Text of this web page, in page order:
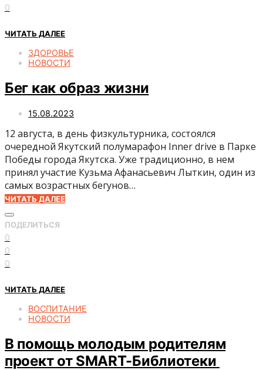
0
ЧИТАТЬ ДАЛЕЕ
ЗДОРОВЬЕ
НОВОСТИ
Бег как образ жизни
15.08.2023
12 августа, в день физкультурника, состоялся
очередной Якутский полумарафон Inner drive в Парке
Победы города Якутска. Уже традиционно, в нем
принял участие Кузьма Афанасьевич Лыткин, один из
самых возрастных бегунов…
ЧИТАТЬ ДАЛЕЕ
ПОДЕЛИТЬСЯ
0
0
0
ЧИТАТЬ ДАЛЕЕ
ВОСПИТАНИЕ
НОВОСТИ
В помощь молодым родителям
проект от SMART-Библиотеки